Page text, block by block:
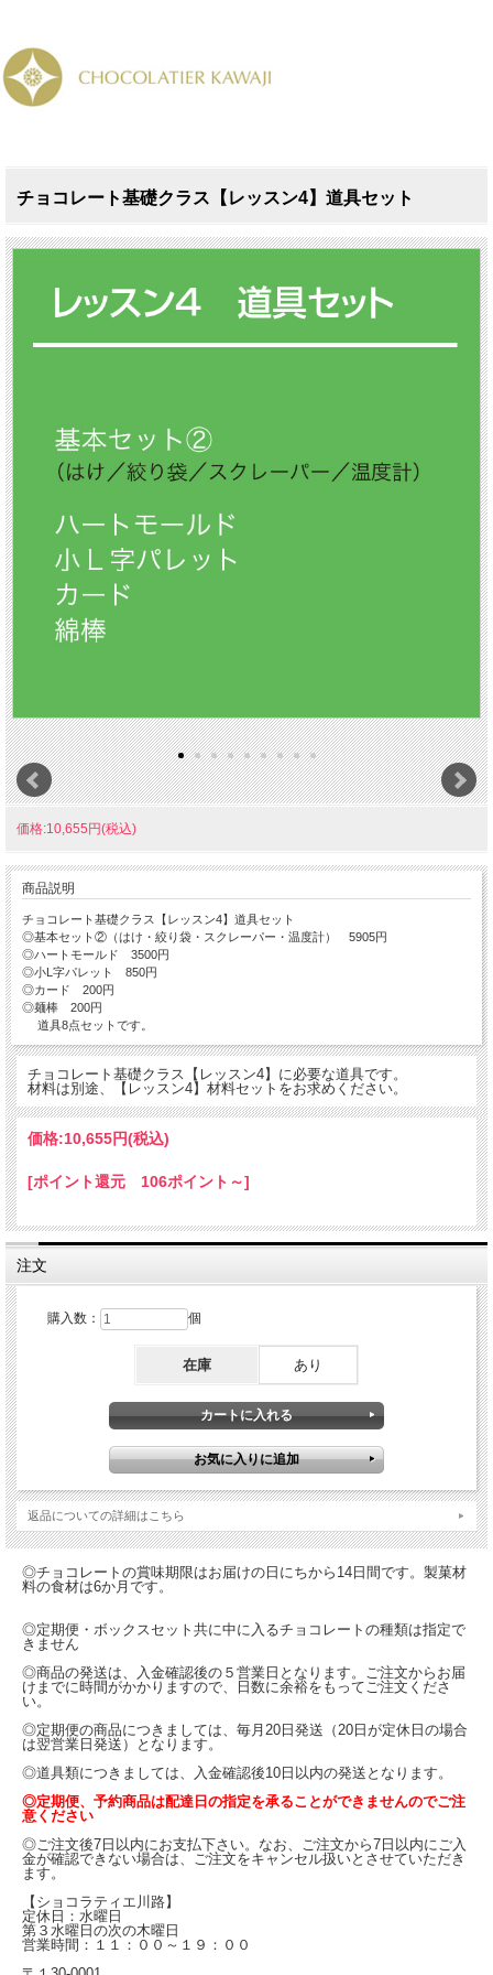
チョコレート基礎クラス【レッスン4】道具セット
価格:10,655円(税込)
商品説明
チョコレート基礎クラス【レッスン4】道具セット
◎基本セット②（はけ・絞り袋・スクレーパー・温度計） 5905円
◎ハートモールド 3500円
◎小L字パレット 850円
◎カード 200円
◎麺棒 200円
道具8点セットです。
チョコレート基礎クラス【レッスン4】に必要な道具です。
材料は別途、【レッスン4】材料セットをお求めください。
価格:10,655円(税込)
[ポイント還元 106ポイント～]
注文
購入数： 個
在庫 あり
返品についての詳細はこちら
◎チョコレートの賞味期限はお届けの日にちから14日間です。製菓材
料の食材は6か月です。
◎定期便・ボックスセット共に中に入るチョコレートの種類は指定で
きません
◎商品の発送は、入金確認後の５営業日となります。ご注文からお届
けまでに時間がかかりますので、日数に余裕をもってご注文くださ
い。
◎定期便の商品につきましては、毎月20日発送（20日が定休日の場合
は翌営業日発送）となります。
◎道具類につきましては、入金確認後10日以内の発送となります。
◎定期便、予約商品は配達日の指定を承ることができませんのでご注
意ください
◎ご注文後7日以内にお支払下さい。なお、ご注文から7日以内にご入
金が確認できない場合は、ご注文をキャンセル扱いとさせていただき
ます。
【ショコラティエ川路】
定休日：水曜日
第３水曜日の次の木曜日
営業時間：１１：００～１９：００